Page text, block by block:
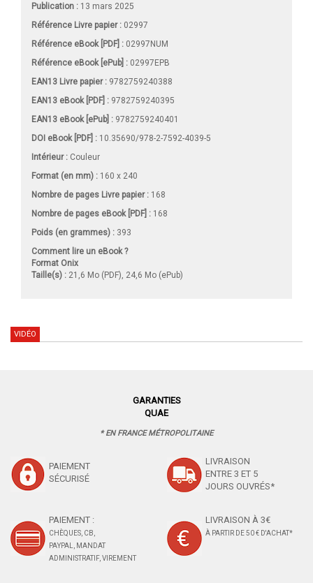
Publication : 13 mars 2025
Référence Livre papier : 02997
Référence eBook [PDF] : 02997NUM
Référence eBook [ePub] : 02997EPB
EAN13 Livre papier : 9782759240388
EAN13 eBook [PDF] : 9782759240395
EAN13 eBook [ePub] : 9782759240401
DOI eBook [PDF] : 10.35690/978-2-7592-4039-5
Intérieur : Couleur
Format (en mm) : 160 x 240
Nombre de pages Livre papier: 168
Nombre de pages eBook [PDF] : 168
Poids (en grammes) : 393
Comment lire un eBook ?
Format Onix
Taille(s) : 21,6 Mo (PDF), 24,6 Mo (ePub)
VIDÉO
GARANTIES
QUAE
* EN FRANCE MÉTROPOLITAINE
PAIEMENT
SÉCURISÉ
LIVRAISON
ENTRE 3 ET 5
JOURS OUVRÉS*
PAIEMENT :
CHÈQUES, CB,
PAYPAL, MANDAT
ADMINISTRATIF, VIREMENT
LIVRAISON À 3€
À PARTIR DE 50 € D'ACHAT*